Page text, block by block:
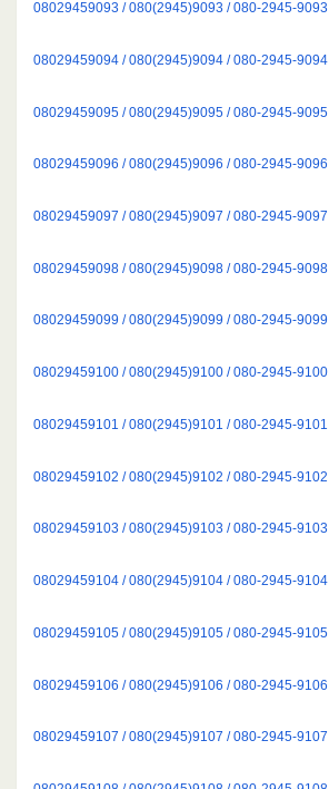
08029459093 / 080(2945)9093 / 080-2945-9093
08029459094 / 080(2945)9094 / 080-2945-9094
08029459095 / 080(2945)9095 / 080-2945-9095
08029459096 / 080(2945)9096 / 080-2945-9096
08029459097 / 080(2945)9097 / 080-2945-9097
08029459098 / 080(2945)9098 / 080-2945-9098
08029459099 / 080(2945)9099 / 080-2945-9099
08029459100 / 080(2945)9100 / 080-2945-9100
08029459101 / 080(2945)9101 / 080-2945-9101
08029459102 / 080(2945)9102 / 080-2945-9102
08029459103 / 080(2945)9103 / 080-2945-9103
08029459104 / 080(2945)9104 / 080-2945-9104
08029459105 / 080(2945)9105 / 080-2945-9105
08029459106 / 080(2945)9106 / 080-2945-9106
08029459107 / 080(2945)9107 / 080-2945-9107